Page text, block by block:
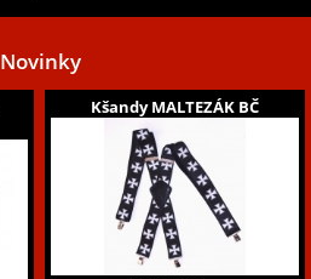
Novinky
Kšandy MALTEZÁK BČ